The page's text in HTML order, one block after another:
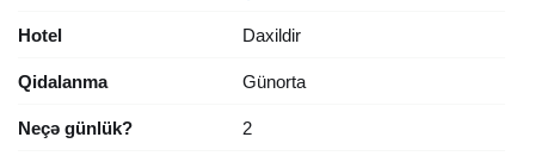
Hotel Daxildir
Qidalanma Günorta
Neçə günlük? 2